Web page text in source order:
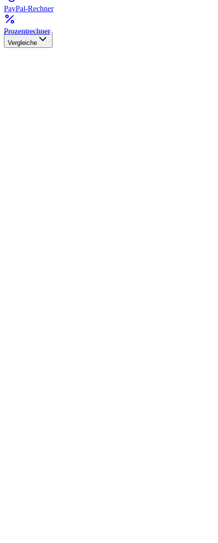
PayPal-Rechner
Prozentrechner
Vergleiche